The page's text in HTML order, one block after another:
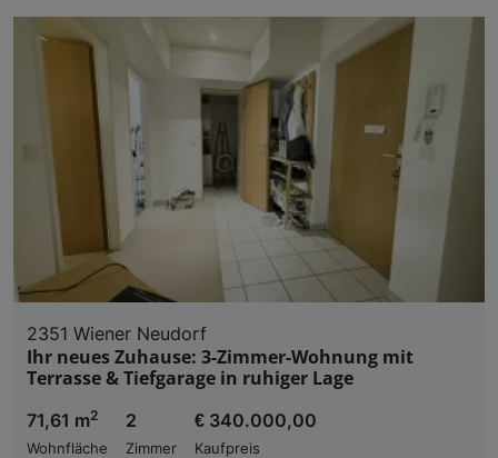
2351 Wiener Neudorf
Ihr neues Zuhause: 3-Zimmer-Wohnung mit
Terrasse & Tiefgarage in ruhiger Lage
71,61 m2
Wohnfläche
2
Zimmer
€ 340.000,00
Kaufpreis